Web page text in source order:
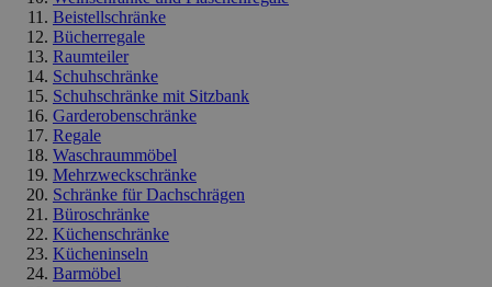
Beistellschränke
Bücherregale
Raumteiler
Schuhschränke
Schuhschränke mit Sitzbank
Garderobenschränke
Regale
Waschraummöbel
Mehrzweckschränke
Schränke für Dachschrägen
Büroschränke
Küchenschränke
Kücheninseln
Barmöbel